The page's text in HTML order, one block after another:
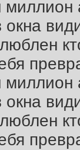
окна
окна